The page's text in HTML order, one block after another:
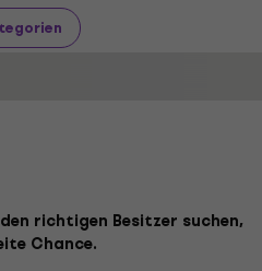
richtigen Besitzer suchen,
Chance.